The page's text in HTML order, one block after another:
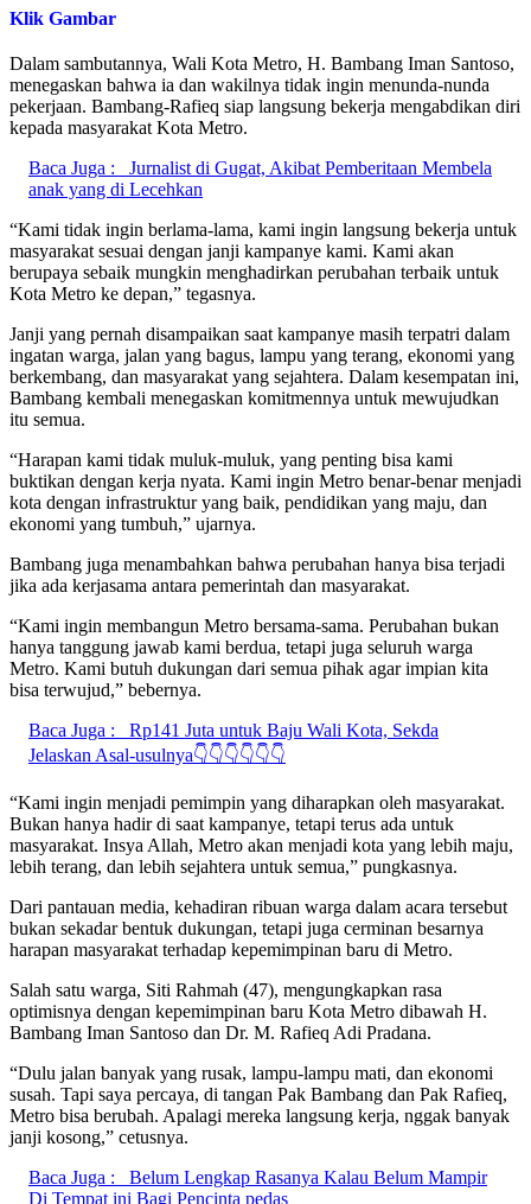
Klik Gambar
Dalam sambutannya, Wali Kota Metro, H. Bambang Iman Santoso,
menegaskan bahwa ia dan wakilnya tidak ingin menunda-nunda
pekerjaan. Bambang-Rafieq siap langsung bekerja mengabdikan diri
kepada masyarakat Kota Metro.
Baca Juga :
Jurnalist di Gugat, Akibat Pemberitaan Membela
anak yang di Lecehkan
“Kami tidak ingin berlama-lama, kami ingin langsung bekerja untuk
masyarakat sesuai dengan janji kampanye kami. Kami akan
berupaya sebaik mungkin menghadirkan perubahan terbaik untuk
Kota Metro ke depan,” tegasnya.
Janji yang pernah disampaikan saat kampanye masih terpatri dalam
ingatan warga, jalan yang bagus, lampu yang terang, ekonomi yang
berkembang, dan masyarakat yang sejahtera. Dalam kesempatan ini,
Bambang kembali menegaskan komitmennya untuk mewujudkan
itu semua.
“Harapan kami tidak muluk-muluk, yang penting bisa kami
buktikan dengan kerja nyata. Kami ingin Metro benar-benar menjadi
kota dengan infrastruktur yang baik, pendidikan yang maju, dan
ekonomi yang tumbuh,” ujarnya.
Bambang juga menambahkan bahwa perubahan hanya bisa terjadi
jika ada kerjasama antara pemerintah dan masyarakat.
“Kami ingin membangun Metro bersama-sama. Perubahan bukan
hanya tanggung jawab kami berdua, tetapi juga seluruh warga
Metro. Kami butuh dukungan dari semua pihak agar impian kita
bisa terwujud,” bebernya.
Baca Juga :
Rp141 Juta untuk Baju Wali Kota, Sekda
Jelaskan Asal-usulnya👇👇👇👇👇👇
“Kami ingin menjadi pemimpin yang diharapkan oleh masyarakat.
Bukan hanya hadir di saat kampanye, tetapi terus ada untuk
masyarakat. Insya Allah, Metro akan menjadi kota yang lebih maju,
lebih terang, dan lebih sejahtera untuk semua,” pungkasnya.
Dari pantauan media, kehadiran ribuan warga dalam acara tersebut
bukan sekadar bentuk dukungan, tetapi juga cerminan besarnya
harapan masyarakat terhadap kepemimpinan baru di Metro.
Salah satu warga, Siti Rahmah (47), mengungkapkan rasa
optimisnya dengan kepemimpinan baru Kota Metro dibawah H.
Bambang Iman Santoso dan Dr. M. Rafieq Adi Pradana.
“Dulu jalan banyak yang rusak, lampu-lampu mati, dan ekonomi
susah. Tapi saya percaya, di tangan Pak Bambang dan Pak Rafieq,
Metro bisa berubah. Apalagi mereka langsung kerja, nggak banyak
janji kosong,” cetusnya.
Baca Juga :
Belum Lengkap Rasanya Kalau Belum Mampir
Di Tempat ini Bagi Pencinta pedas